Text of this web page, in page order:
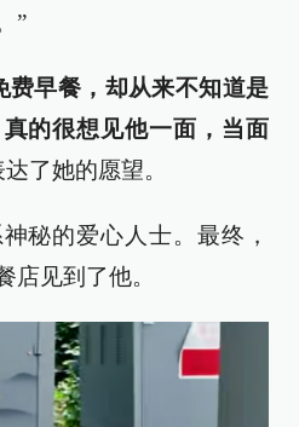
”
费早餐，却从来不知道是
的很想见他一面，当面
了她的愿望。
秘的爱心人士。最终，
店见到了他。